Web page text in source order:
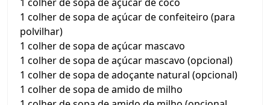
1 colher de sopa de açúcar de confeiteiro (para
polvilhar)
1 colher de sopa de açúcar mascavo
1 colher de sopa de açúcar mascavo (opcional)
1 colher de sopa de adoçante natural (opcional)
1 colher de sopa de amido de milho